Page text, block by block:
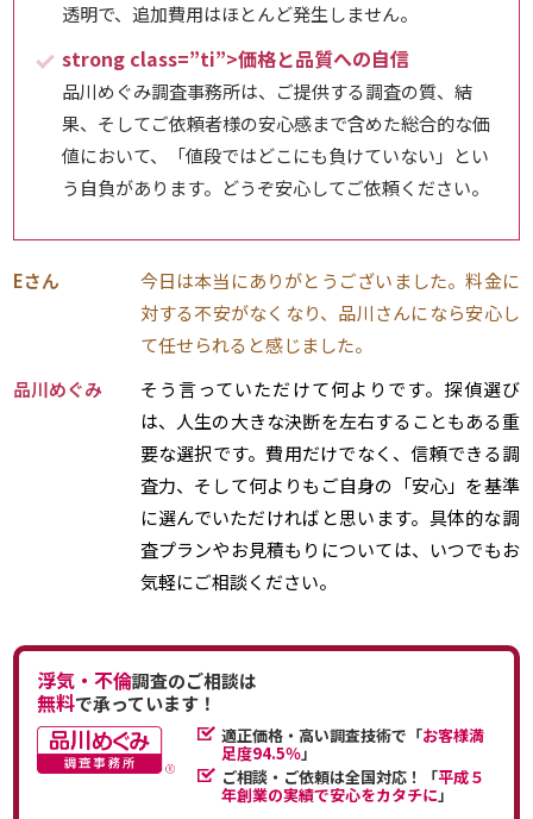
透明で、追加費用はほとんど発生しません。
strong class=”ti”>価格と品質への自信
品川めぐみ調査事務所は、ご提供する調査の質、結
果、そしてご依頼者様の安心感まで含めた総合的な価
値において、「値段ではどこにも負けていない」とい
う自負があります。どうぞ安心してご依頼ください。
Eさん
今日は本当にありがとうございました。料金に
対する不安がなくなり、品川さんになら安心し
て任せられると感じました。
品川めぐみ
そう言っていただけて何よりです。探偵選び
は、人生の大きな決断を左右することもある重
要な選択です。費用だけでなく、信頼できる調
査力、そして何よりもご自身の「安心」を基準
に選んでいただければと思います。具体的な調
査プランやお見積もりについては、いつでもお
気軽にご相談ください。
浮気・不倫調査のご相談は
無料で承っています！
適正価格・高い調査技術で「お客様満
足度94.5％」
ご相談・ご依頼は全国対応！「平成５
年創業の実績で安心をカタチに」